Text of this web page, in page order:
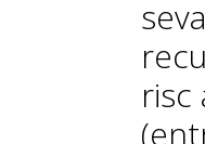
risc